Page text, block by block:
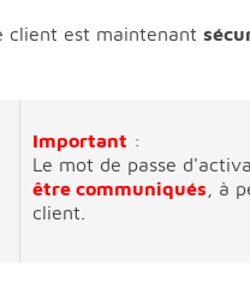
client est maintenant
Important :
Le mot de passe
être communiqués , à
client.